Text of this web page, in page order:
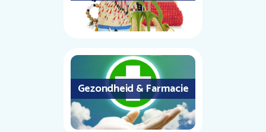
Gezondheid & Farmacie